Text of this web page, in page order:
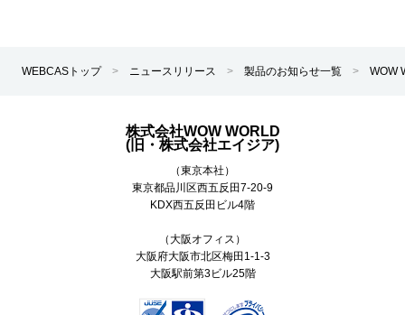
WEBCASトップ > ニュースリリース > 製品のお知らせ一覧 > WOW
株式会社WOW WORLD
(旧・株式会社エイジア)
（東京本社）
東京都品川区西五反田7-20-9
KDX西五反田ビル4階
（大阪オフィス）
大阪府大阪市北区梅田1-1-3
大阪駅前第3ビル25階